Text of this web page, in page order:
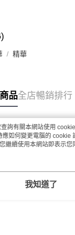
精華
品全店暢銷排行
詢有關本網站使用
如何變更電腦的 cookie
繼續使用本網站即表示
。
我知道了